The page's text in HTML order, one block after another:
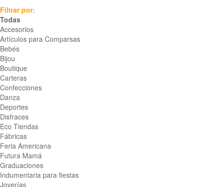
Filtrar por:
Todas
Accesorios
Artículos para Comparsas
Bebés
Bijou
Boutique
Carteras
Confecciones
Danza
Deportes
Disfraces
Eco Tiendas
Fábricas
Feria Americana
Futura Mamá
Graduaciones
Indumentaria para fiestas
Joyerías